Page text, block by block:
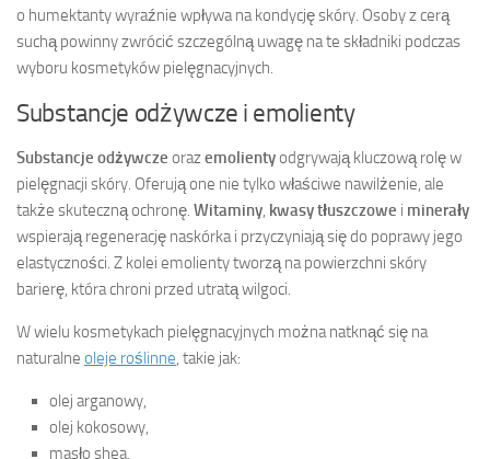
o humektanty wyraźnie wpływa na kondycję skóry. Osoby z cerą
suchą powinny zwrócić szczególną uwagę na te składniki podczas
wyboru kosmetyków pielęgnacyjnych.
Substancje odżywcze i emolienty
Substancje odżywcze orazemolientyodgrywają kluczową rolę w
pielęgnacji skóry. Oferują one nie tylko właściwe nawilżenie, ale
także skuteczną ochronę. Witaminy, kwasy tłuszczowe i minerały
wspierają regenerację naskórka i przyczyniają się do poprawy jego
elastyczności. Z kolei emolienty tworzą na powierzchni skóry
barierę, która chroni przed utratą wilgoci.
W wielu kosmetykach pielęgnacyjnych można natknąć się na
naturalne oleje roślinne, takie jak:
olej arganowy,
olej kokosowy,
masło shea,